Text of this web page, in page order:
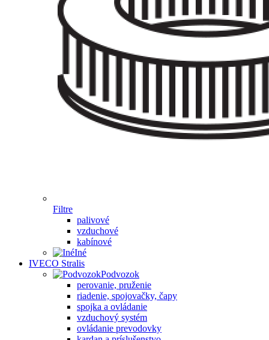
Filtre
palivové
vzduchové
kabínové
Iné
IVECO Stralis
Podvozok
perovanie, pruženie
riadenie, spojovačky, čapy
spojka a ovládanie
vzduchový systém
ovládanie prevodovky